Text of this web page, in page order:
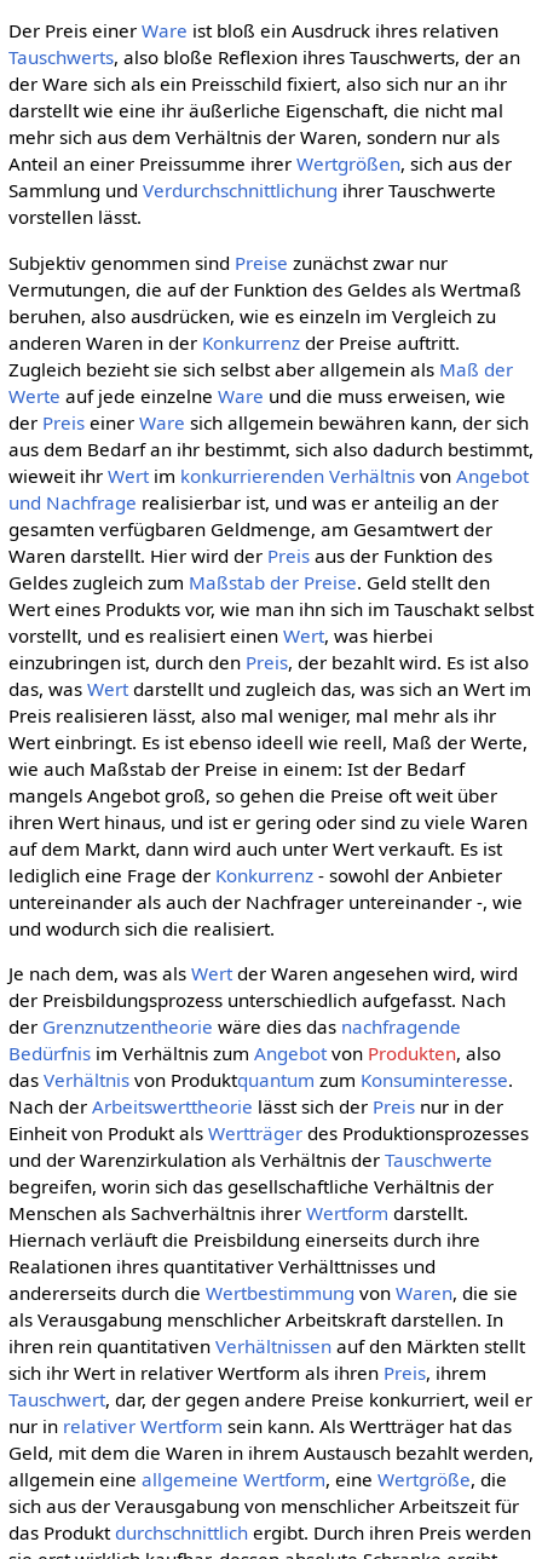
Der Preis einer Ware ist bloß ein Ausdruck ihres relativen
Tauschwerts, also bloße Reflexion ihres Tauschwerts, der an
der Ware sich als ein Preisschild fixiert, also sich nur an ihr
darstellt wie eine ihr äußerliche Eigenschaft, die nicht mal
mehr sich aus dem Verhältnis der Waren, sondern nur als
Anteil an einer Preissumme ihrer Wertgrößen, sich aus der
Sammlung und Verdurchschnittlichung ihrer Tauschwerte
vorstellen lässt.
Subjektiv genommen sind Preise zunächst zwar nur
Vermutungen, die auf der Funktion des Geldes als Wertmaß
beruhen, also ausdrücken, wie es einzeln im Vergleich zu
anderen Waren in der Konkurrenzder Preise auftritt.
Zugleich bezieht sie sich selbst aber allgemein als Maß der
Werte auf jede einzelne Ware und die muss erweisen, wie
der Preiseiner Ware sich allgemein bewähren kann, der sich
aus dem Bedarf an ihr bestimmt, sich also dadurch bestimmt,
wieweit ihr Wertim konkurrierenden Verhältnisvon Angebot
und Nachfrage realisierbar ist, und was er anteilig an der
gesamten verfügbaren Geldmenge, am Gesamtwert der
Waren darstellt. Hier wird der Preisaus der Funktion des
Geldes zugleich zum Maßstab der Preise. Geld stellt den
Wert eines Produkts vor, wie man ihn sich im Tauschakt selbst
vorstellt, und es realisiert einen Wert, was hierbei
einzubringen ist, durch den Preis, der bezahlt wird. Es ist also
das, was Wertdarstellt und zugleich das, was sich an Wert im
Preis realisieren lässt, also mal weniger, mal mehr als ihr
Wert einbringt. Es ist ebenso ideell wie reell, Maß der Werte,
wie auch Maßstab der Preise in einem: Ist der Bedarf
mangels Angebot groß, so gehen die Preise oft weit über
ihren Wert hinaus, und ist er gering oder sind zu viele Waren
auf dem Markt, dann wird auch unter Wert verkauft. Es ist
lediglich eine Frage der Konkurrenz- sowohl der Anbieter
untereinander als auch der Nachfrager untereinander -, wie
und wodurch sich die realisiert.
Je nach dem, was als Wertder Waren angesehen wird, wird
der Preisbildungsprozess unterschiedlich aufgefasst. Nach
der Grenznutzentheorie wäre dies das nachfragende
Bedürfnisim Verhältnis zum Angebotvon Produkten, also
das Verhältnisvon Produktquantum zum Konsuminteresse.
Nach der Arbeitswerttheorie lässt sich der Preisnur in der
Einheit von Produkt als Wertträgerdes Produktionsprozesses
und der Warenzirkulation als Verhältnis der Tauschwerte
begreifen, worin sich das gesellschaftliche Verhältnis der
Menschen als Sachverhältnis ihrer Wertform darstellt.
Hiernach verläuft die Preisbildung einerseits durch ihre
Realationen ihres quantitativer Verhälttnisses und
andererseits durch die Wertbestimmung von Waren, die sie
als Verausgabung menschlicher Arbeitskraft darstellen. In
ihren rein quantitativen Verhältnissenauf den Märkten stellt
sich ihr Wert in relativer Wertform als ihren Preis, ihrem
Tauschwert, dar, der gegen andere Preise konkurriert, weil er
nur in relativer Wertform sein kann. Als Wertträger hat das
Geld, mit dem die Waren in ihrem Austausch bezahlt werden,
allgemein eine allgemeine Wertform, eine Wertgröße, die
sich aus der Verausgabung von menschlicher Arbeitszeit für
das Produkt durchschnittlichergibt. Durch ihren Preis werden